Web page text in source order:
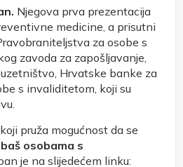
Njegova prva prezentacija
medicine, a prisutni
za osobe s
zavoda za zapošljavanje,
Hrvatske banke za
s invaliditetom, koji su
pruža mogućnost da se
osobama s
je na slijedećem linku: